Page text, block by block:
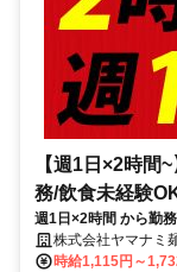
【週1日×2時間
務/飲食未経験
週1日×2時間 から勤
株式会社ヤマナミ
時給1,115円～